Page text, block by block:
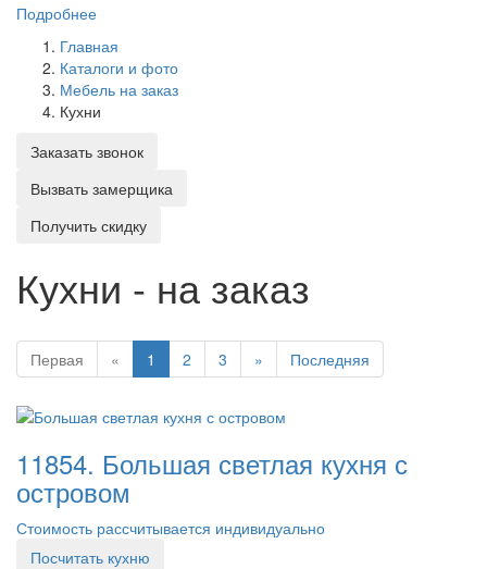
Подробнее
Главная
Каталоги и фото
Мебель на заказ
Кухни
Заказать звонок
Вызвать замерщика
Получить скидку
Кухни - на заказ
Первая « 1 2 3 » Последняя
11854. Большая светлая кухня с
островом
Стоимость рассчитывается индивидуально
Посчитать кухню